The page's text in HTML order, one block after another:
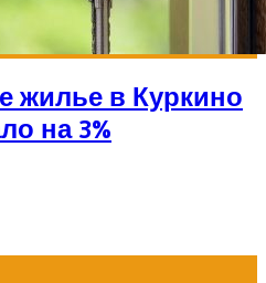
жилье в Куркино
на 3%